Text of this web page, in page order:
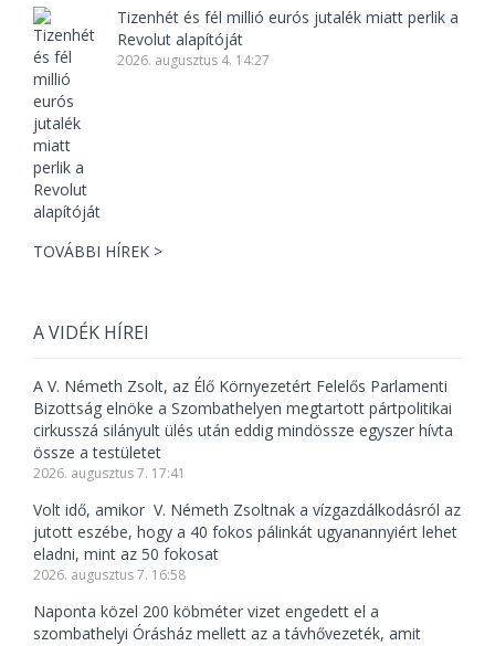
Tizenhét és fél millió eurós jutalék miatt perlik a
Revolut alapítóját
2026. augusztus 4. 14:27
TOVÁBBI HÍREK >
A VIDÉK HÍREI
A V. Németh Zsolt, az Élő Környezetért Felelős Parlamenti
Bizottság elnöke a Szombathelyen megtartott pártpolitikai
cirkusszá silányult ülés után eddig mindössze egyszer hívta
össze a testületet
2026. augusztus 7. 17:41
Volt idő, amikor V. Németh Zsoltnak a vízgazdálkodásról az
jutott eszébe, hogy a 40 fokos pálinkát ugyanannyiért lehet
eladni, mint az 50 fokosat
2026. augusztus 7. 16:58
Naponta közel 200 köbméter vizet engedett el a
szombathelyi Órásház mellett az a távhővezeték, amit